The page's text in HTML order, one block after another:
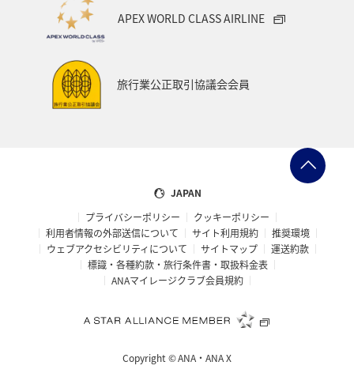
APEX WORLD CLASS AIRLINE
旅行業公正取引協議会会員
JAPAN
プライバシーポリシー
クッキーポリシー
利用者情報の外部送信について
サイト利用規約
推奨環境
ウェブアクセシビリティについて
サイトマップ
運送約款
標識・各種約款・旅行条件書・取扱料金表
ANAマイレージクラブ会員規約
Copyright ©ANA・ANA X